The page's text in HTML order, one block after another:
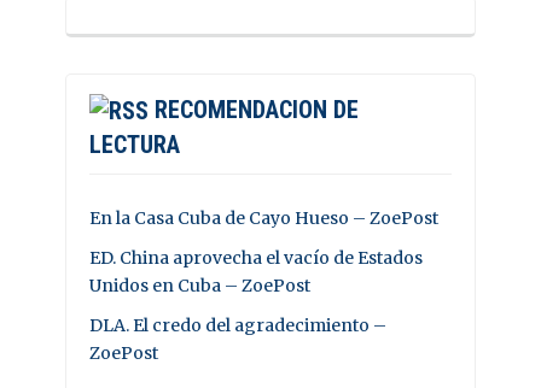
RECOMENDACION DE
LECTURA
En la Casa Cuba de Cayo Hueso – ZoePost
ED. China aprovecha el vacío de Estados
Unidos en Cuba – ZoePost
DLA. El credo del agradecimiento –
ZoePost